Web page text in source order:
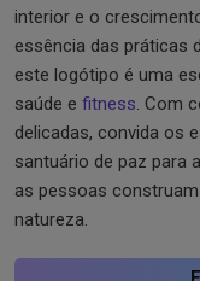
interior e o
essência das práticas
este logótipo é uma
saúde e fitness . Com
delicadas, convida os
santuário de paz para
as pessoas
natureza.